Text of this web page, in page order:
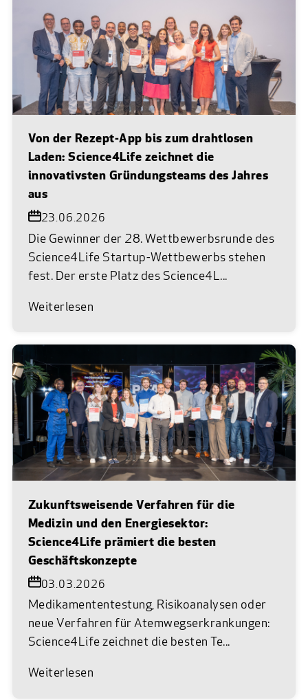
Von der Rezept-App bis zum drahtlosen
Laden: Science4Life zeichnet die
innovativsten Gründungsteams des Jahres
aus
23.06.2026
Die Gewinner der 28. Wettbewerbsrunde des
Science4Life Startup-Wettbewerbs stehen
fest. Der erste Platz des Science4L...
Weiterlesen
Zukunftsweisende Verfahren für die
Medizin und den Energiesektor:
Science4Life prämiert die besten
Geschäftskonzepte
03.03.2026
Medikamententestung, Risikoanalysen oder
neue Verfahren für Atemwegserkrankungen:
Science4Life zeichnet die besten Te...
Weiterlesen